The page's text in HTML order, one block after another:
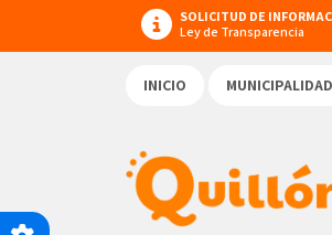
SOLICITUD DE
Ley de Transparencia
INICIO MUNICIPALIDAD